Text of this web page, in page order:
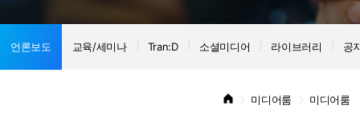
언론보도 교육/세미나 Tran:D 소셜미디어 라이브러리 공
미디어룸 미디어룸